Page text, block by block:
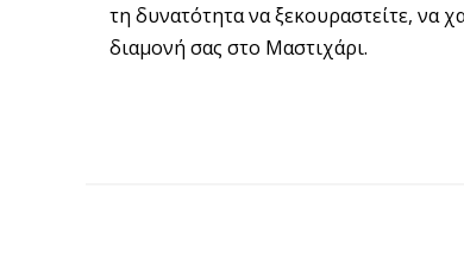
τη δυνατότητα να ξεκουραστείτε, να
διαμονή σας στο Μαστιχάρι.